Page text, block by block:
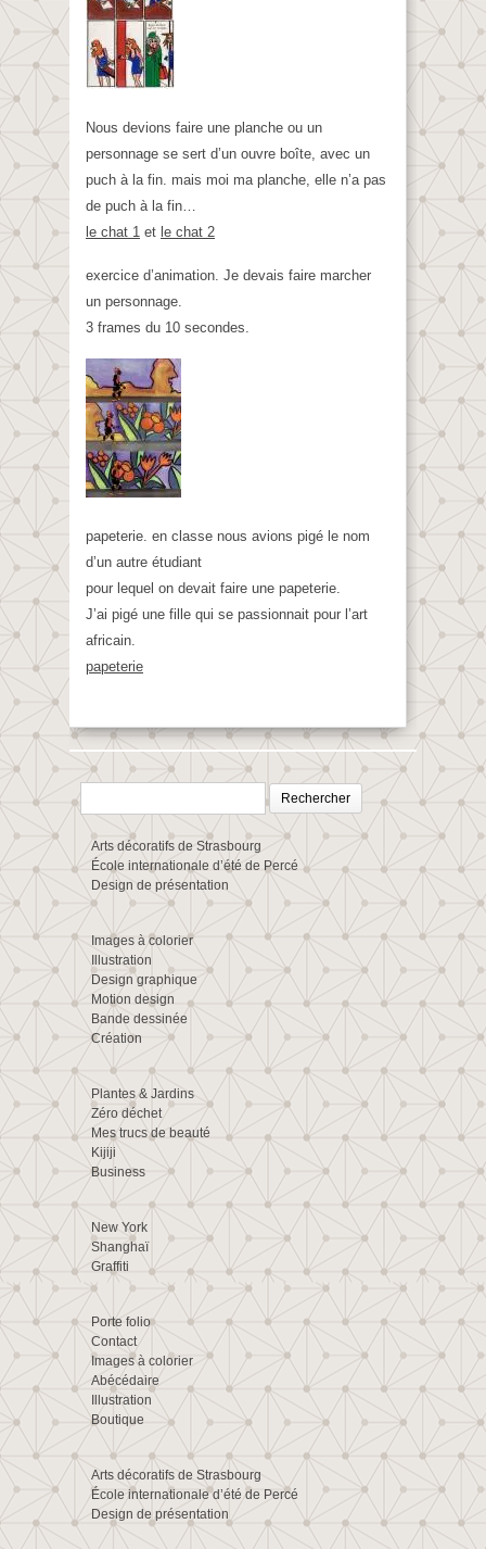
Nous devions faire une planche ou un
personnage se sert d’un ouvre boîte, avec un
puch à la fin. mais moi ma planche, elle n’a pas
de puch à la fin…
le chat 1 et le chat 2
exercice d’animation. Je devais faire marcher
un personnage.
3 frames du 10 secondes.
papeterie. en classe nous avions pigé le nom
d’un autre étudiant
pour lequel on devait faire une papeterie.
J’ai pigé une fille qui se passionnait pour l’art
africain.
papeterie
Rechercher :
Arts décoratifs de Strasbourg
École internationale d’été de Percé
Design de présentation
Images à colorier
Illustration
Design graphique
Motion design
Bande dessinée
Création
Plantes & Jardins
Zéro déchet
Mes trucs de beauté
Kijiji
Business
New York
Shanghaï
Graffiti
Porte folio
Contact
Images à colorier
Abécédaire
Illustration
Boutique
Arts décoratifs de Strasbourg
École internationale d’été de Percé
Design de présentation